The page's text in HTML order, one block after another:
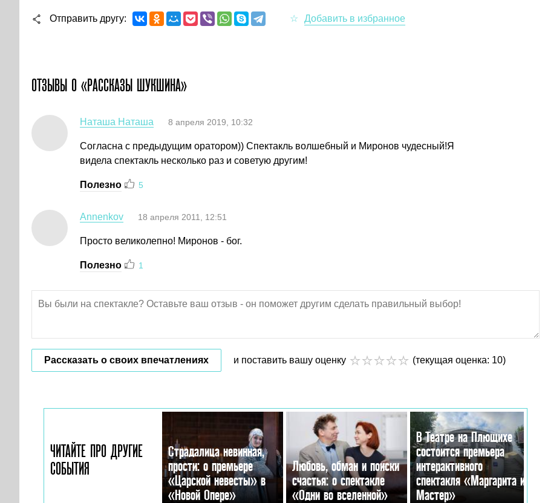
Отправить другу
ОТЗЫВЫ О «РАССКАЗЫ ШУКШИНА»
Наташа Наташа 8 апреля 2019, 10:32
Согласна с предыдущим оратором)) Спектакль волшебный и Миронов чудесный!Я
видела спектакль несколько раз и советую другим!
Полезно 5
Annenkov 18 апреля 2011, 12:51
Просто великолепно! Миронов - бог.
Полезно 1
Рассказать о своих впечатлениях и поставить вашу оценку (текущая оценка: 10)
ЧИТАЙТЕ ПРО ДРУГИЕ
СОБЫТИЯ
Страдалица невинная,
прости: о премьере
«Царской невесты» в
«Новой Опере»
Любовь, обман и поиски
счастья: о спектакле
«Одни во вселенной»
В Театре на Плющихе
состоится премьера
интерактивного
спектакля «Маргарита и
Мастер»